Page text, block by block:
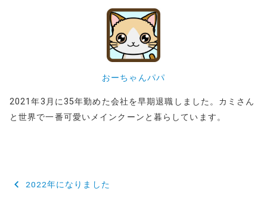
おーちゃんパパ
2021年3月に35年勤めた会社を早期退職しました。カミさん
と世界で一番可愛いメインクーンと暮らしています。
投
2022年になりました